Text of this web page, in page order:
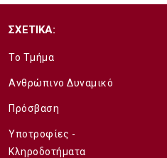
ΣΧΕΤΙΚΑ:
Το Τμήμα
Ανθρώπινο Δυναμικό
Πρόσβαση
Υποτροφίες -
Κληροδοτήματα